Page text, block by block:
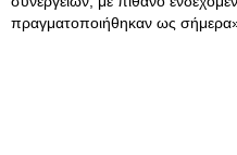
πραγματοποιήθηκαν ως